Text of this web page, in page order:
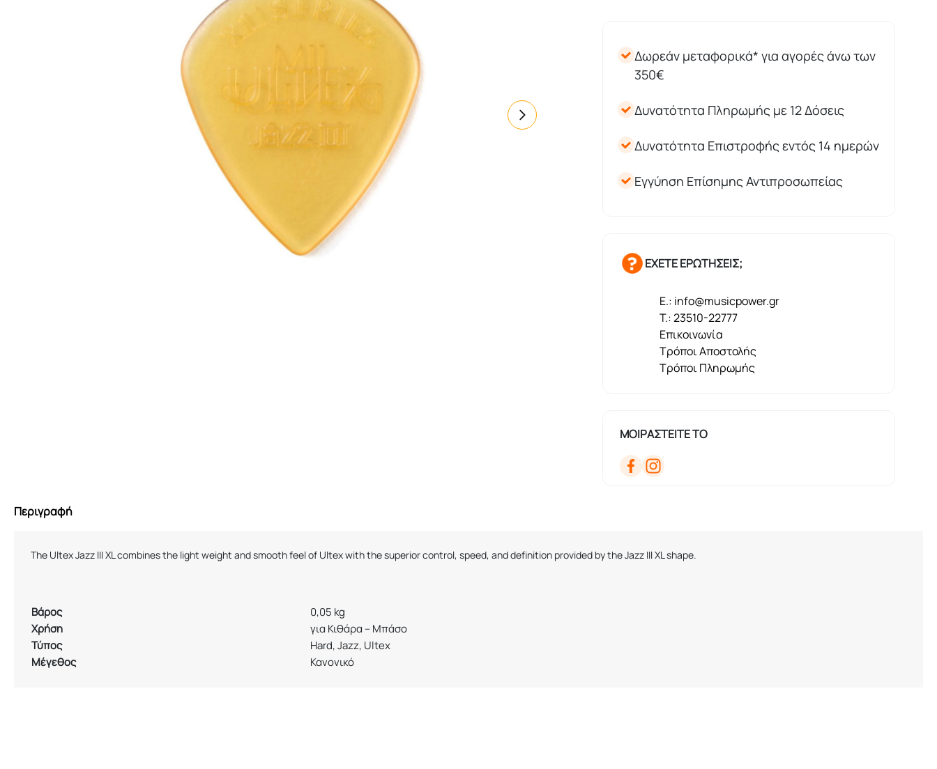
Δωρεάν μεταφορικά* για αγορές άνω των
350€
Δυνατότητα Πληρωμής με 12 Δόσεις
Δυνατότητα Επιστροφής εντός 14 ημερών
Εγγύηση Επίσημης Αντιπροσωπείας
ΕΧΕΤΕ ΕΡΩΤΗΣΕΙΣ;
E.: info@musicpower.gr
T.: 23510-22777
Επικοινωνία
Τρόποι Αποστολής
Τρόποι Πληρωμής
ΜΟΙΡΑΣΤΕΙΤΕ ΤΟ
Περιγραφή
The Ultex Jazz III XL combines the light weight and smooth feel of Ultex with the superior control, speed, and definition provided by the Jazz III XL shape.
Βάρος
0,05 kg
Χρήση
για Κιθάρα – Μπάσο
Τύπος
Hard, Jazz, Ultex
Μέγεθος
Κανονικό